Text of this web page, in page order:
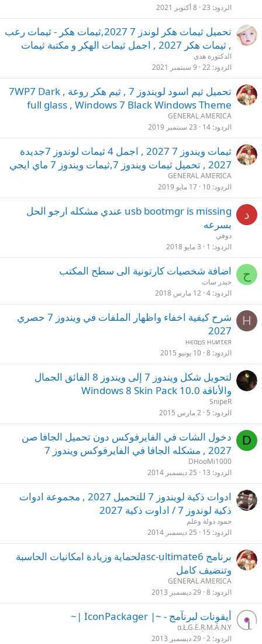
الردود 23 8 أكتوبر 2021
تحميل ثيمات هكر لوندز 7 2027,ثيمات هكر - ثيمات رعب
, ثيمات هكر 2027 , اجمل ثيمات الهكر و مكتبة ثيمات
الدكتورة هدى
الردود 22 9 سبتمبر 2021
تحميل ثيم اسود لويندوز 7 , ثيم هكر روعة , 7WP7 Dark
full glass , Windows 7 Black Windows Theme
GENERAL AMERICA
الردود 14 23 سبتمبر 2019
ثيمات ويندوز 7 2027 , اجمل 4 ثيمات لوندوز 7جديدة
2027 , تحميل ثيمات ويندوز 7,ثيمات ويندوز 7 ماي ايجي
GENERAL AMERICA
الردود 10 17 مايو 2019
د
usb bootmgr is missing عندي مشكله ارجو الحل
بسرعه
دوفي
الردود 1 3 مايو 2018
ح اضافة شخصيات كارتونية الى سطح المكتب
حيدر سات
الردود 4 12 مارس 2018
Н
شرح كيفية اخفاء واظهار الملفات في ويندوز 7 حصري
2027
нєαɒs нυиτєя
الردود 8 10 يونيو 2015
لتحويل شكل ويندوز 7 إلى ويندوز 8 الفائق الجمال
والأناقة Windows 8 Skin Pack 10.0
SnipeR
الردود 5 2 مارس 2015
D
دخول الشات في الفايرفوكس دون تحميل الجافا صن
2027 , مشكله الجافا في الفايرفوكس ويندوز 7
DHooMi1000
الردود 13 25 ديسمبر 2014
ادوات ذكية لويندوز 7 للتحميل 2027 , مجموعة ادوات
ذكية لوندوز 7 / اداوت ذكية 2027
حمود دولة وعلم
الردود 15 25 ديسمبر 2014
برنامج asc-ultimate6لحماية وزيادة امكانيات الحاسبة
وتنضيف كامل
GENERAL AMERICA
الردود 8 29 ديسمبر 2013
أيقونات لبرنآمج - ~| IconPackager |~
α.Ł.G.Ё.Ŗ.M.Ă.N.Y
الردود 2 29 ديسمبر 2013